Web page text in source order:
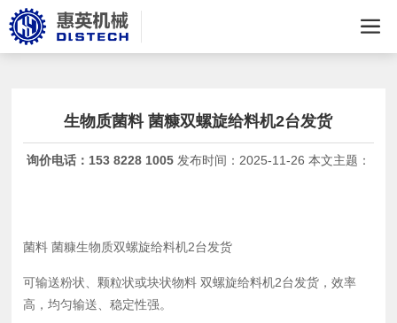
生物质菌料 菌糠双螺旋给料机2台发货
询价电话： 153 8228 1005发布时间： 2025-11-26 本文主题：
菌料 菌糠生物质双螺旋给料机2台发货
可输送粉状、颗粒状或块状物料 双螺旋给料机2台发货，效率
高，均匀输送、稳定性强。